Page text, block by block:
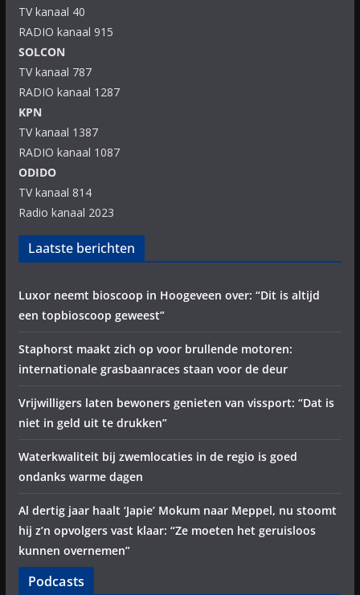
TV kanaal 40
RADIO kanaal 915
SOLCON
TV kanaal 787
RADIO kanaal 1287
KPN
TV kanaal 1387
RADIO kanaal 1087
ODIDO
TV kanaal 814
Radio kanaal 2023
Laatste berichten
Luxor neemt bioscoop in Hoogeveen over: “Dit is altijd
een topbioscoop geweest”
Staphorst maakt zich op voor brullende motoren:
internationale grasbaanraces staan voor de deur
Vrijwilligers laten bewoners genieten van vissport: “Dat is
niet in geld uit te drukken”
Waterkwaliteit bij zwemlocaties in de regio is goed
ondanks warme dagen
Al dertig jaar haalt ‘Japie’ Mokum naar Meppel, nu stoomt
hij z’n opvolgers vast klaar: “Ze moeten het geruisloos
kunnen overnemen”
Podcasts